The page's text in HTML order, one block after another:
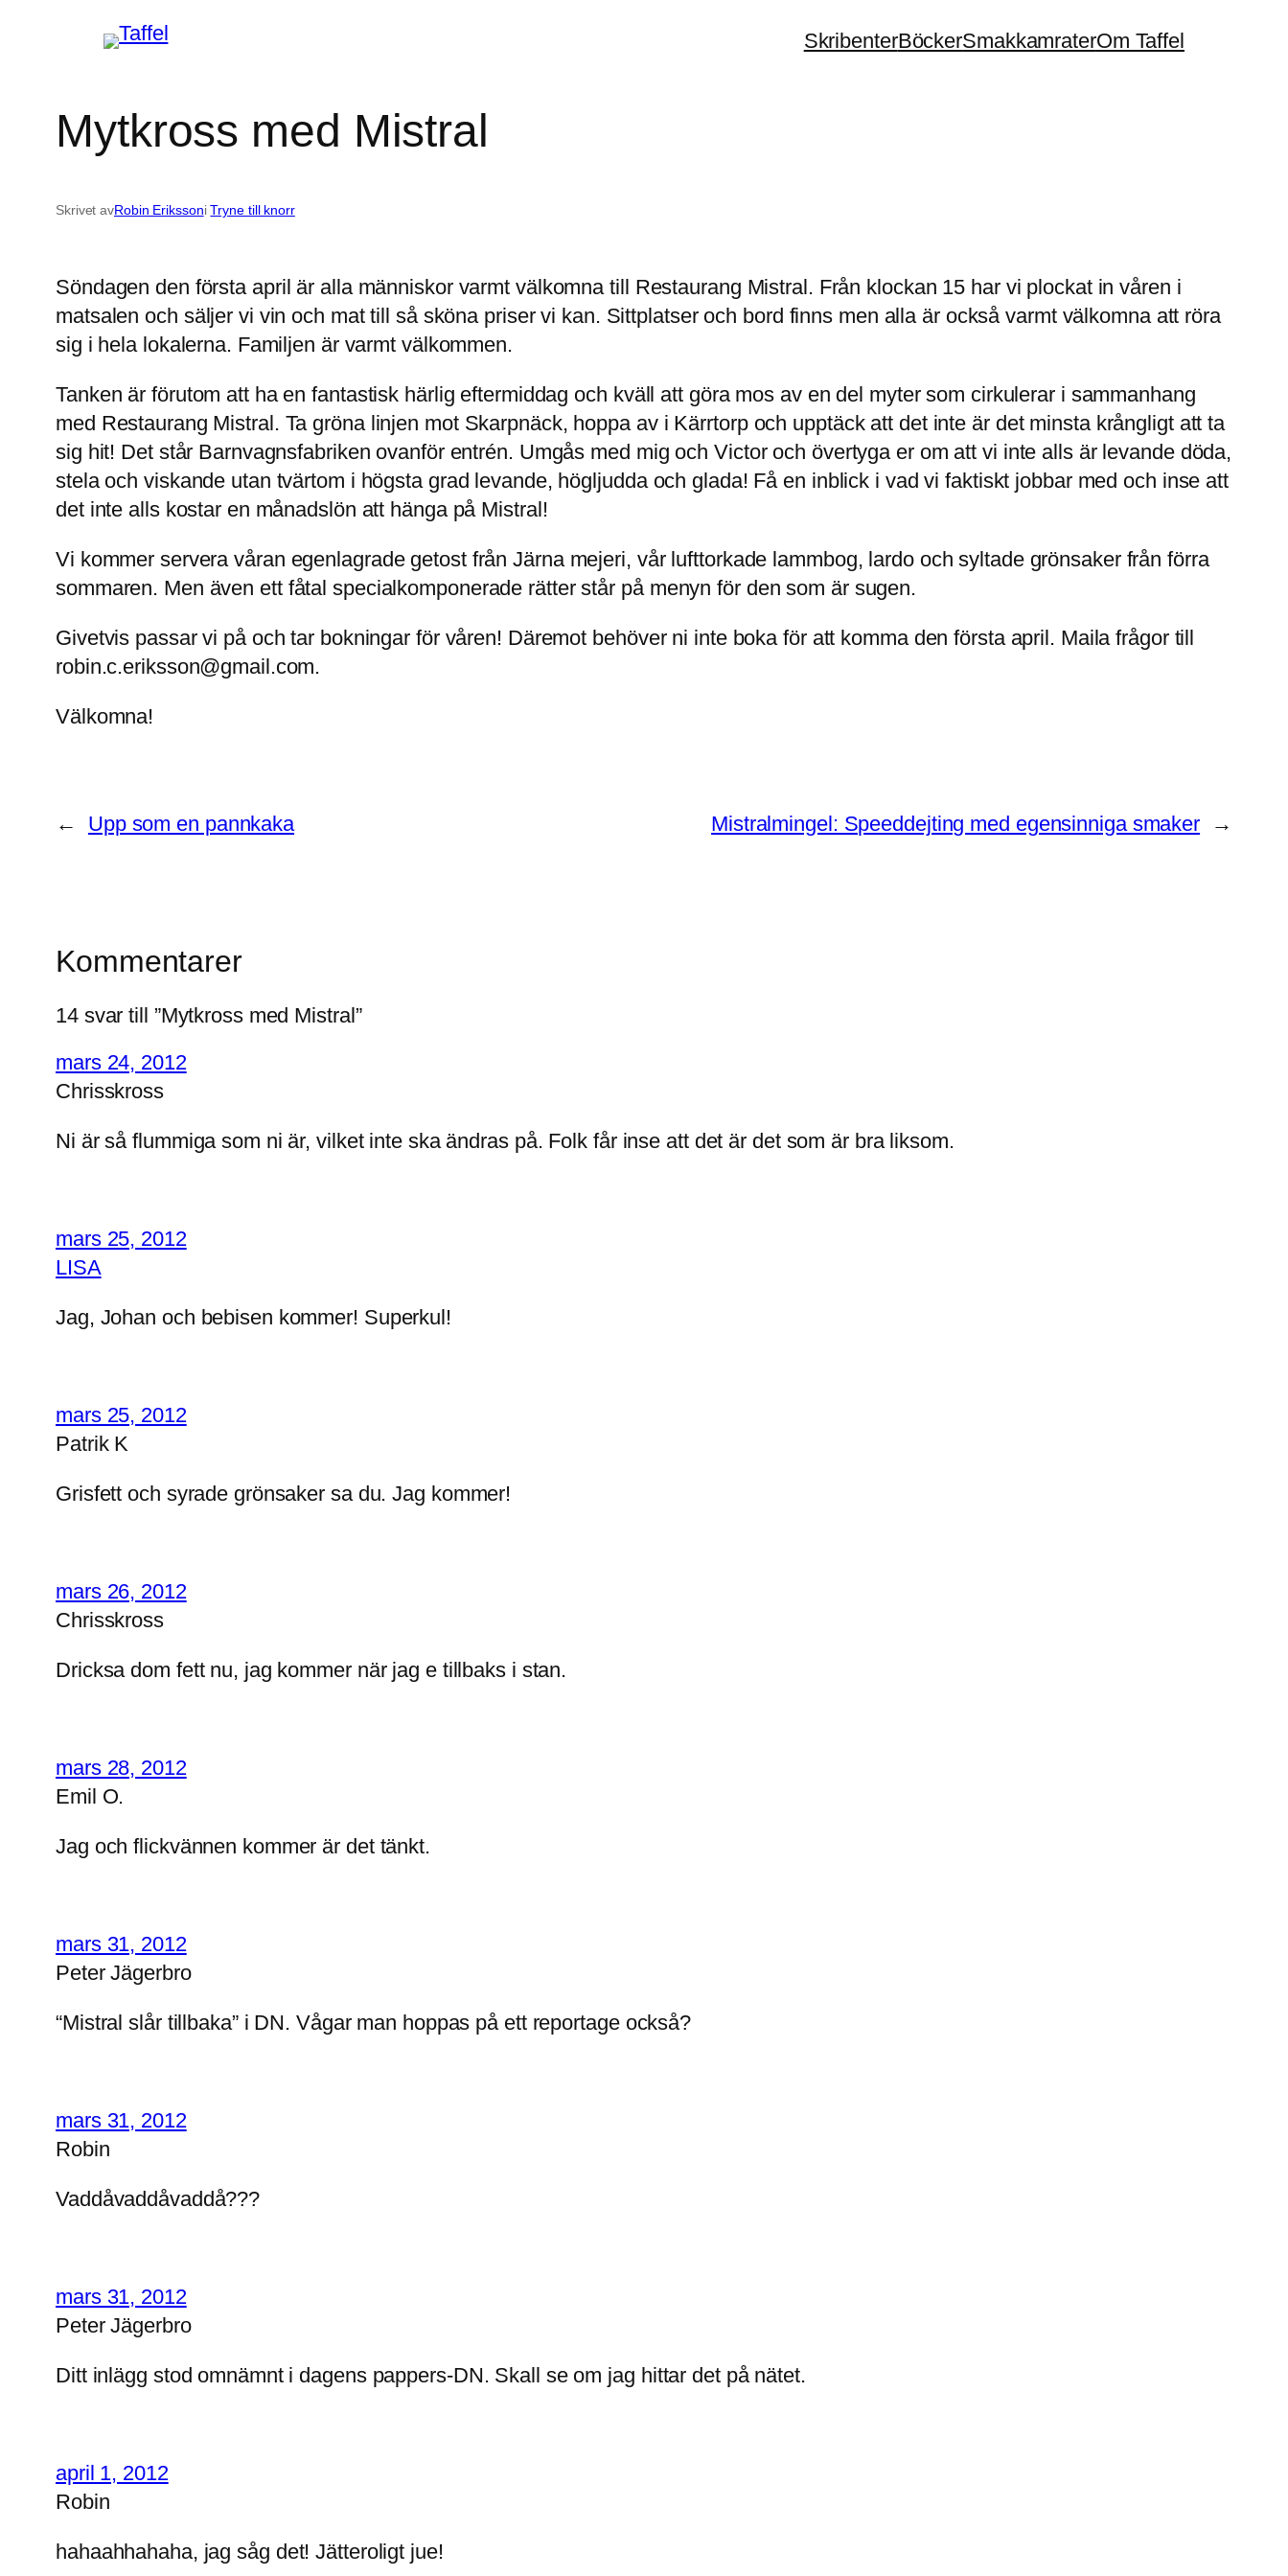
SkribenterBöckerSmakkamraterOm Taffel
Mytkross med Mistral
Skrivet avRobin ErikssoniTryne till knorr
Söndagen den första april är alla människor varmt välkomna till Restaurang Mistral. Från klockan 15 har vi plockat in våren i
matsalen och säljer vi vin och mat till så sköna priser vi kan. Sittplatser och bord finns men alla är också varmt välkomna att röra
sig i hela lokalerna. Familjen är varmt välkommen.
Tanken är förutom att ha en fantastisk härlig eftermiddag och kväll att göra mos av en del myter som cirkulerar i sammanhang
med Restaurang Mistral. Ta gröna linjen mot Skarpnäck, hoppa av i Kärrtorp och upptäck att det inte är det minsta krångligt att ta
sig hit! Det står Barnvagnsfabriken ovanför entrén. Umgås med mig och Victor och övertyga er om att vi inte alls är levande döda,
stela och viskande utan tvärtom i högsta grad levande, högljudda och glada! Få en inblick i vad vi faktiskt jobbar med och inse att
det inte alls kostar en månadslön att hänga på Mistral!
Vi kommer servera våran egenlagrade getost från Järna mejeri, vår lufttorkade lammbog, lardo och syltade grönsaker från förra
sommaren. Men även ett fåtal specialkomponerade rätter står på menyn för den som är sugen.
Givetvis passar vi på och tar bokningar för våren! Däremot behöver ni inte boka för att komma den första april. Maila frågor till
robin.c.eriksson@gmail.com.
Välkomna!
← Upp som en pannkaka Mistralmingel: Speeddejting med egensinniga smaker →
Kommentarer
14 svar till ”Mytkross med Mistral”
mars 24, 2012
Chrisskross
Ni är så flummiga som ni är, vilket inte ska ändras på. Folk får inse att det är det som är bra liksom.
mars 25, 2012
LISA
Jag, Johan och bebisen kommer! Superkul!
mars 25, 2012
Patrik K
Grisfett och syrade grönsaker sa du. Jag kommer!
mars 26, 2012
Chrisskross
Dricksa dom fett nu, jag kommer när jag e tillbaks i stan.
mars 28, 2012
Emil O.
Jag och flickvännen kommer är det tänkt.
mars 31, 2012
Peter Jägerbro
“Mistral slår tillbaka” i DN. Vågar man hoppas på ett reportage också?
mars 31, 2012
Robin
Vaddåvaddåvaddå???
mars 31, 2012
Peter Jägerbro
Ditt inlägg stod omnämnt i dagens pappers-DN. Skall se om jag hittar det på nätet.
april 1, 2012
Robin
hahaahhahaha, jag såg det! Jätteroligt jue!